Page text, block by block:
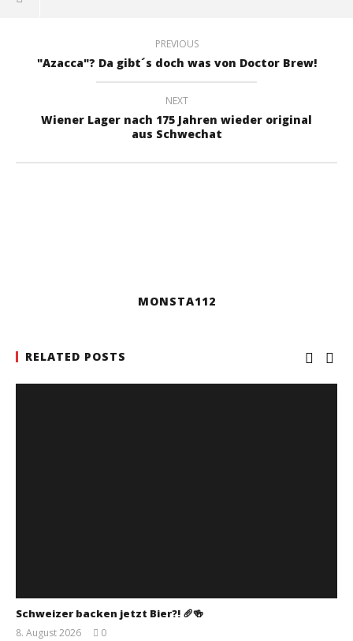
PREVIOUS
"Azacca"? Da gibt´s doch was von Doctor Brew!
NEXT
Wiener Lager nach 175 Jahren wieder original
aus Schwechat
MONSTA112
RELATED POSTS
Schweizer backen jetzt Bier?! 🥖🍻
8. August 2026
0